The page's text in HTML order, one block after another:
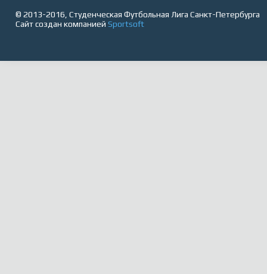
© 2013-2016, Студенческая Футбольная Лига Санкт-Петербурга
Сайт создан компанией Sportsoft